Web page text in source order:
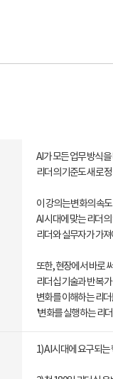
AI가 모든 업무 방식
리더의 기준도 새로
이 강의는 변화의 속
AI 시대에 맞는 리더
리더와 실무자가 가
또한, 현장에서 바로
리더십 기술과 반복
변화를 이해하는 리더
'변화를 실행하는 리
1) AI 시대에 요구되